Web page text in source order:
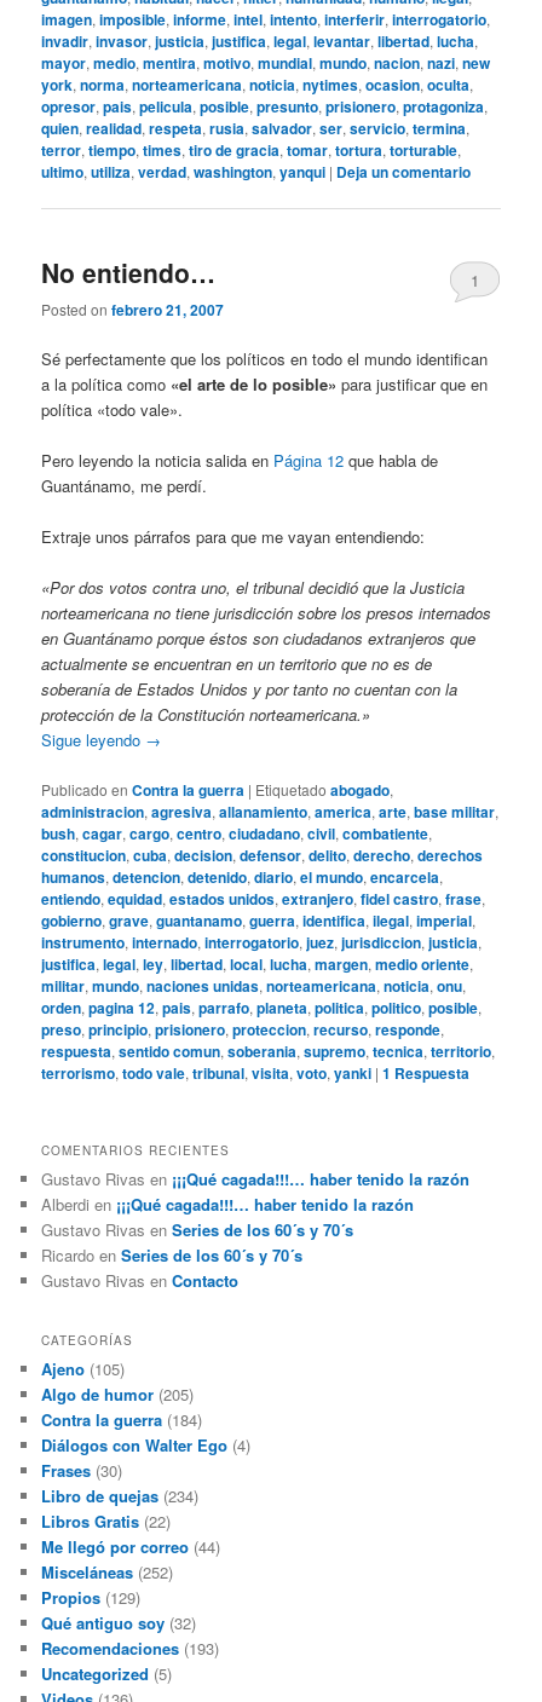
imagen,imposible,informe,intel,intento,interferir,interrogatorio,
invadir,invasor,justicia,justifica,legal,levantar,libertad,lucha,
mayor,medio,mentira,motivo,mundial,mundo,nacion,nazi,new
york,norma,norteamericana,noticia,nytimes,ocasion,oculta,
opresor,pais,pelicula,posible,presunto,prisionero,protagoniza,
quien,realidad,respeta,rusia,salvador,ser,servicio,termina,
terror,tiempo,times,tiro de gracia,tomar,tortura,torturable,
ultimo,utiliza,verdad,washington,yanqui | Deja un comentario
No entiendo…
Posted onfebrero 21, 2007
1
Sé perfectamente que los políticos en todo el mundo identifican
a la política como «el arte de lo posible» para justificar que en
política «todo vale».
Pero leyendo la noticia salida en Página 12 que habla de
Guantánamo, me perdí.
Extraje unos párrafos para que me vayan entendiendo:
«Por dos votos contra uno, el tribunal decidió que la Justicia
norteamericana no tiene jurisdicción sobre los presos internados
en Guantánamo porque éstos son ciudadanos extranjeros que
actualmente se encuentran en un territorio que no es de
soberanía de Estados Unidos y por tanto no cuentan con la
protección de la Constitución norteamericana.»
Sigue leyendo →
Publicado en Contra la guerra | Etiquetado abogado,
administracion,agresiva,allanamiento,america,arte,base militar,
bush,cagar,cargo,centro,ciudadano,civil,combatiente,
constitucion,cuba,decision,defensor,delito,derecho,derechos
humanos,detencion,detenido,diario,el mundo,encarcela,
entiendo,equidad,estados unidos,extranjero,fidel castro,frase,
gobierno,grave,guantanamo,guerra,identifica,ilegal,imperial,
instrumento,internado,interrogatorio,juez,jurisdiccion,justicia,
justifica,legal,ley,libertad,local,lucha,margen,medio oriente,
militar,mundo,naciones unidas,norteamericana,noticia,onu,
orden,pagina 12,pais,parrafo,planeta,politica,politico,posible,
preso,principio,prisionero,proteccion,recurso,responde,
respuesta,sentido comun,soberania,supremo,tecnica,territorio,
terrorismo,todo vale,tribunal,visita,voto,yanki |1 Respuesta
COMENTARIOS RECIENTES
Gustavo Rivas en ¡¡¡Qué cagada!!!… haber tenido la razón
Alberdi en ¡¡¡Qué cagada!!!… haber tenido la razón
Gustavo Rivas enSeries de los 60´s y 70´s
Ricardo enSeries de los 60´s y 70´s
Gustavo Rivas enContacto
CATEGORÍAS
Ajeno (105)
Algo de humor (205)
Contra la guerra (184)
Diálogos con Walter Ego (4)
Frases (30)
Libro de quejas (234)
Libros Gratis (22)
Me llegó por correo (44)
Misceláneas (252)
Propios (129)
Qué antiguo soy (32)
Recomendaciones (193)
Uncategorized (5)